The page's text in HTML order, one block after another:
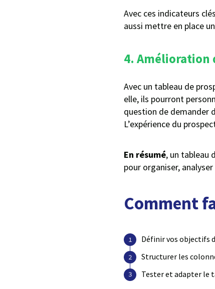
Avec ces indicateurs
aussi mettre en place
4. Amélioration
Avec un tableau de
elle, ils pourront
question de demander
L’expérience du
En résumé, un tableau
pour organiser,
Comment
Définir vos objectifs
Structurer les
Tester et adapter le